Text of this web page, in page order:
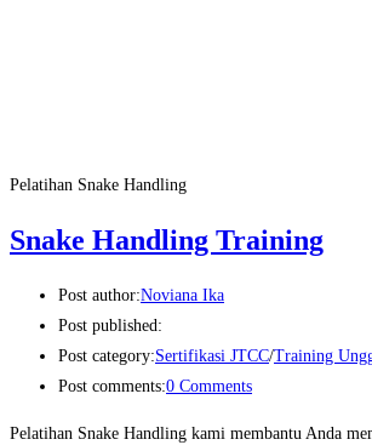
Pelatihan Snake Handling
Snake Handling Training
Post author:Noviana Ika
Post published:
Post category:Sertifikasi JTCC/Training
Post comments:0 Comments
Pelatihan Snake Handling kami membantu Anda